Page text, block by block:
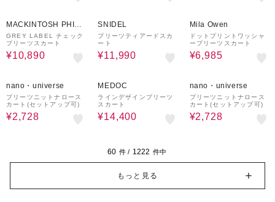
MACKINTOSH PHILO
SOPHY
GREY LABEL チェック
プリーツスカート
¥10,890
SNIDEL
プリーツティアードスカ
ート
¥11,990
Mila Owen
ドットプリントワッシャ
ープリーツスカート
¥6,985
nano・universe
プリーツニットナロース
カート(セットアップ可)
¥2,728
MEDOC
ラインデザインプリーツ
スカート
¥14,400
nano・universe
プリーツニットナロース
カート(セットアップ可)
¥2,728
60 件 / 1222 件中
もっと見る